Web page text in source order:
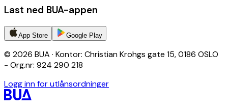
Last ned BUA-appen
App Store Google Play
© 2026 BUA · Kontor: Christian Krohgs gate 15, 0186 OSLO
- Org.nr: 924 290 218
Logg inn for utlånsordninger